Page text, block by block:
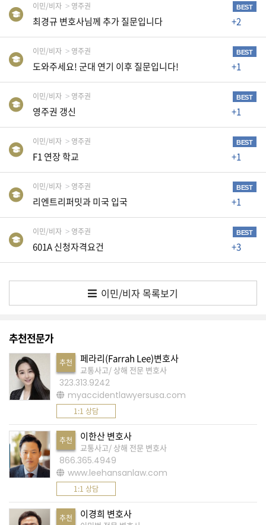
활
문
하
기
공
지
사
S
K
미
수
칙
안
내
인
바
랍
니
.
이민/비자 영주권 BEST
최경규 변호사님께 추가 질문입니다 +2
이민/비자 영주권 BEST
도와주세요! 군대 연기 이후 질문입니다! +1
이민/비자 영주권 BEST
영주권 갱신 +1
이민/비자 영주권 BEST
F1 연장 학교 +1
이민/비자 영주권 BEST
리엔트리퍼밋과 미국 입국 +1
이민/비자 영주권 BEST
601A 신청자격요건 +3
이민/비자 목록보기
추천전문가
추천 페라리(Farrah Lee)변호사
교통사고/ 상해 전문 변호사
323.313.9242
myaccidentlawyersusa.com
1:1 상담
추천 이한산 변호사
교통사고/ 상해 전문 변호사
866.365.4949
www.leehansanlaw.com
1:1 상담
추천 이경희 변호사